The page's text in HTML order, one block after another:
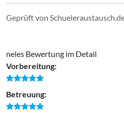
Geprüft von
neles Bewertung im Detail
Vorbereitung:
Betreuung: